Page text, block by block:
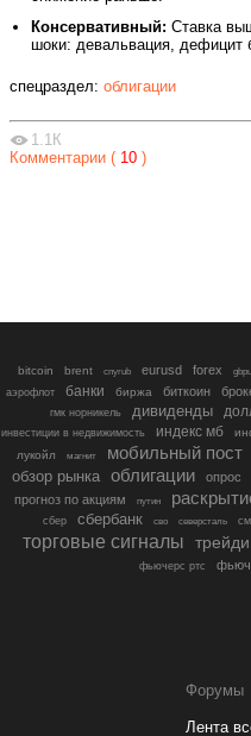
Консервативный: Ставка
шоки: девальвация, дефицит
спецраздел: облигации
1.1К
Комментарии ( 10 )
bitcoin brent cnyrub eurusd forex
аэрофлот банки биржа биткоин
гмк норникель дивиденды
инвестиции в недвижимость индекс мб
лукойл магнит мобильный пост
обзор рынка облигации опрос
прогноз по акциям
путин
сбер сбербанк сво северсталь
торговые сигналы
фьючерс ртс
Форумы
Лента